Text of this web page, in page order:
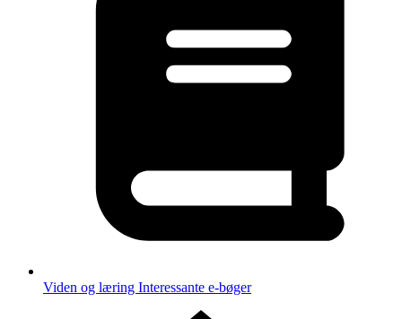
Viden og læring Interessante e-bøger